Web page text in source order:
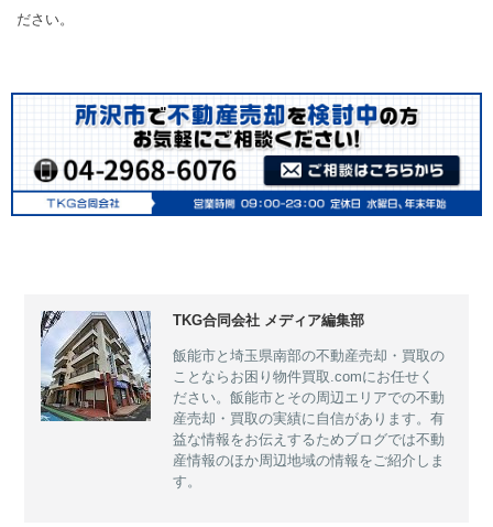
ださい。
TKG合同会社 メディア編集部
飯能市と埼玉県南部の不動産売却・買取の
ことならお困り物件買取.comにお任せく
ださい。飯能市とその周辺エリアでの不動
産売却・買取の実績に自信があります。有
益な情報をお伝えするためブログでは不動
産情報のほか周辺地域の情報をご紹介しま
す。